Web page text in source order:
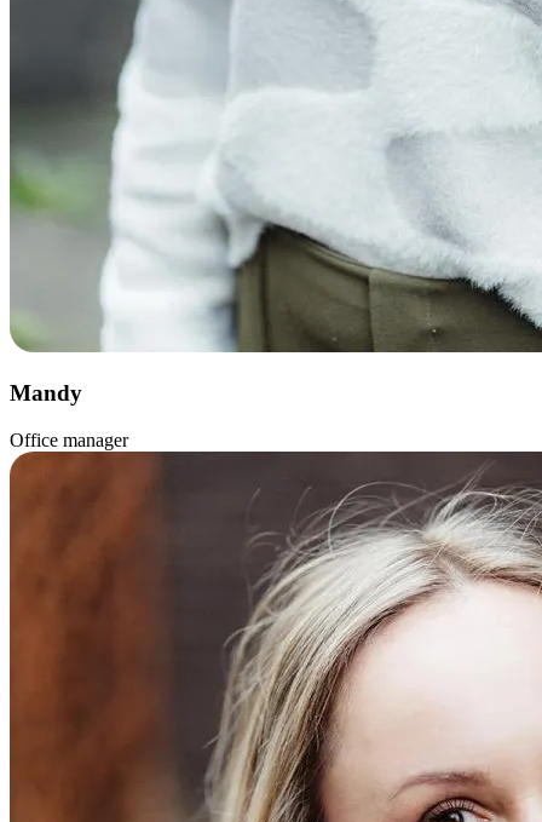
Mandy
Office manager